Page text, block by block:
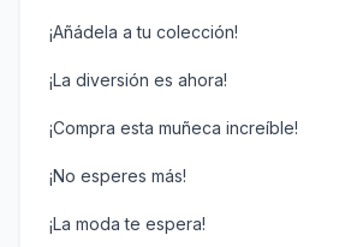
¡Añádela a tu colección!
¡La diversión es ahora!
¡Compra esta muñeca increíble!
¡No esperes más!
¡La moda te espera!